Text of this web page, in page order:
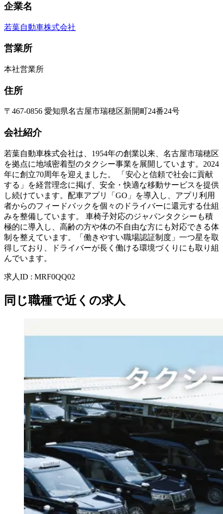
企業名
若葉自動車株式会社
営業所
本社営業所
住所
〒467-0856 愛知県名古屋市瑞穂区新開町24番24号
会社紹介
若葉自動車株式会社は、1954年の創業以来、名古屋市瑞穂区
を拠点に地域密着型のタクシー事業を展開しています。2024
年に創立70周年を迎えました。 「安心と信頼で社会に貢献
する」を経営理念に掲げ、安全・快適な移動サービスを提供
し続けています。配車アプリ「GO」を導入し、アプリ利用
者からのフィードバックを個々のドライバーに還元する仕組
みを整備しています。 車椅子対応のジャパンタクシーも積
極的に導入し、高齢の方や体の不自由な方にも対応できる体
制を整えています。「働きやすい職場認証制度」一つ星を取
得しており、ドライバーが長く働ける環境づくりにも取り組
んでいます。
求人ID : MRF0QQ02
同じ職種で近くの求人